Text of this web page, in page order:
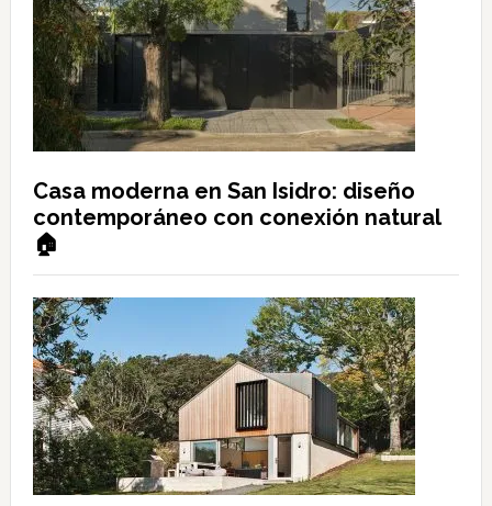
Casa moderna en San Isidro: diseño
contemporáneo con conexión natural
🏠